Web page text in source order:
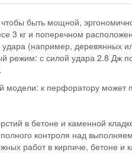
быть мощной,
3 кг и поперечном
(например, деревянных
режим: с силой удара 2.8 Дж
модели: к перфоратору
в бетоне и каменной
контроля над
работ в кирпиче, бетоне и